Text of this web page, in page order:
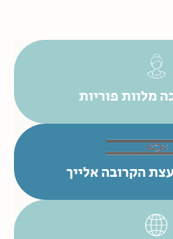
מלוות פוריות
הקרובה אלייך